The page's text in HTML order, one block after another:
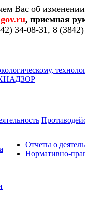
Вас об
, приемная
34-08-31, 8 (3842)
Отчеты о
Нормативно-